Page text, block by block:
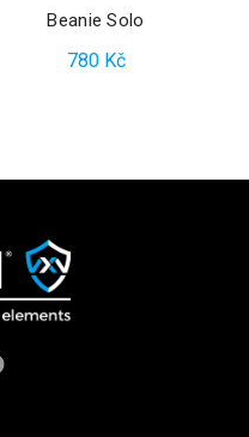
Beanie Solo
780 Kč